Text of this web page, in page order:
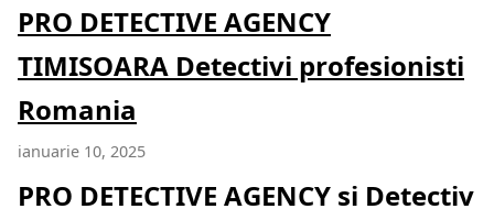
PRO DETECTIVE AGENCY
TIMISOARA Detectivi profesionisti
Romania
ianuarie 10, 2025
PRO DETECTIVE AGENCY si Detectiv